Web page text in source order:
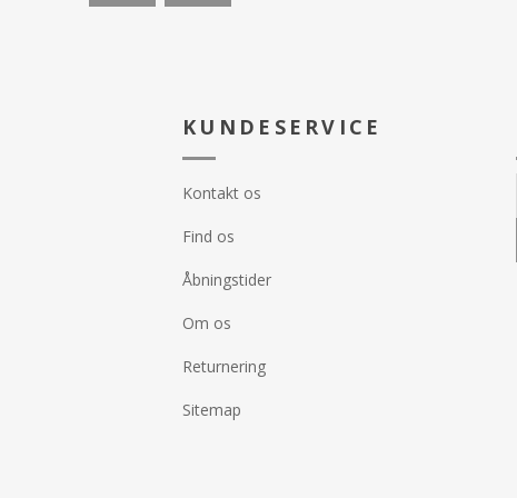
KUNDESERVICE
Kontakt os
Find os
Åbningstider
Om os
Returnering
Sitemap